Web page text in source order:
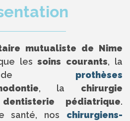
mutualiste de Nime
lessoins courants, la
de prothèses
, la chirurgie
dentisterie pédiatrique.
santé, nos chirurgiens-